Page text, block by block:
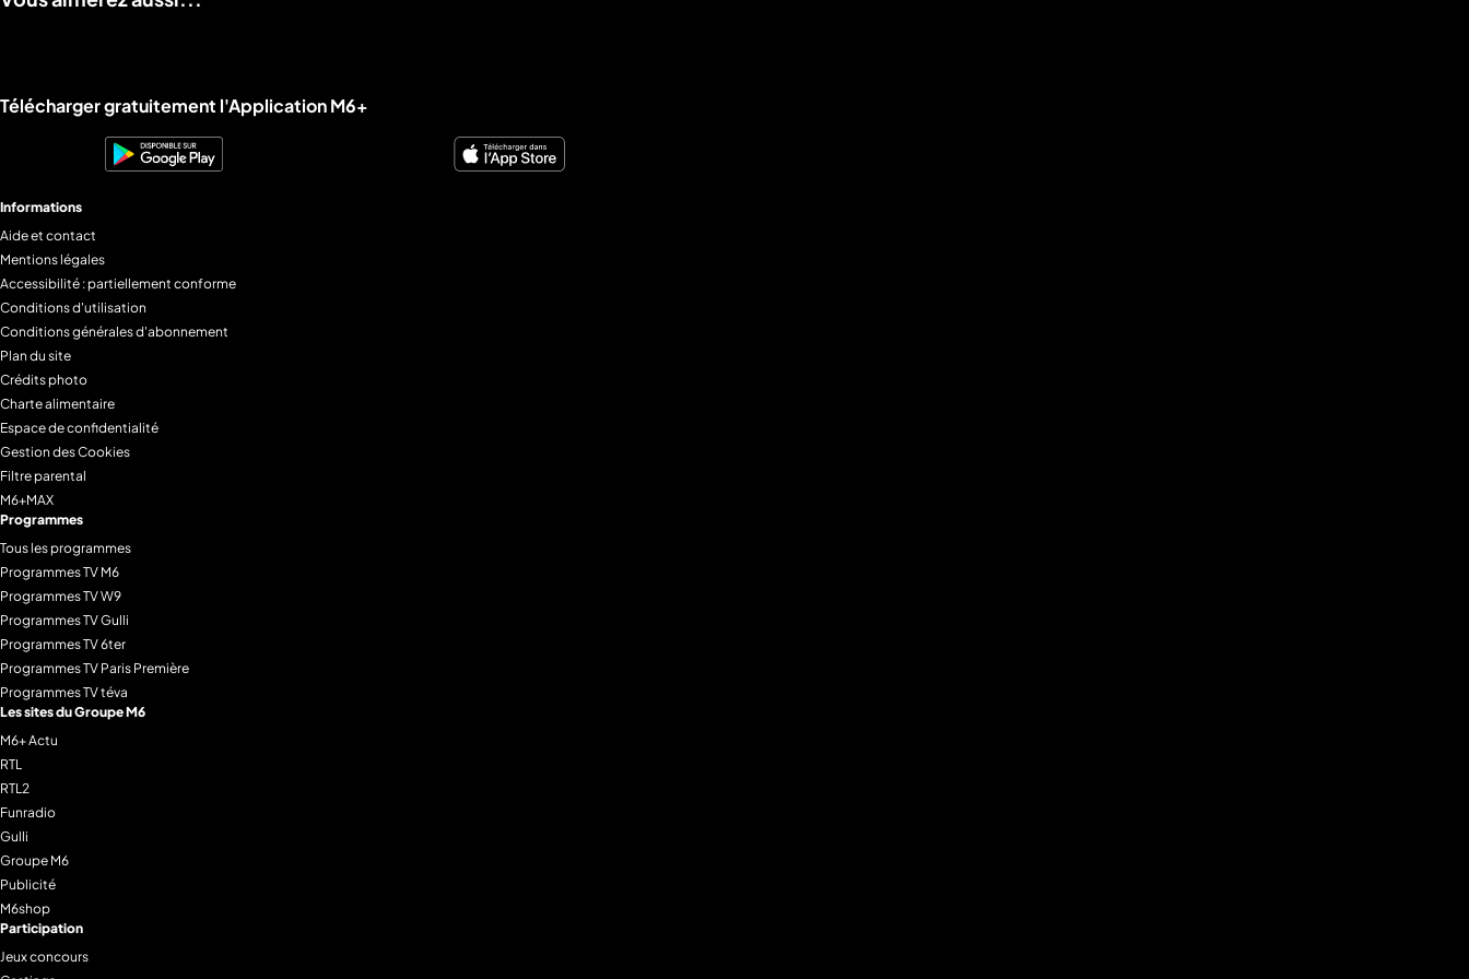
Liens utiles M6+.
Télécharger gratuitement l'Application M6+
Informations
Aide et contact
Mentions légales
Accessibilité : partiellement conforme
Conditions d'utilisation
Conditions générales d'abonnement
Plan du site
Crédits photo
Charte alimentaire
Espace de confidentialité
Gestion des Cookies
Filtre parental
M6+MAX
Programmes
Tous les programmes
Programmes TV M6
Programmes TV W9
Programmes TV Gulli
Programmes TV 6ter
Programmes TV Paris Première
Programmes TV téva
Les sites du Groupe M6
M6+ Actu
RTL
RTL2
Funradio
Gulli
Groupe M6
Publicité
M6shop
Participation
Jeux concours